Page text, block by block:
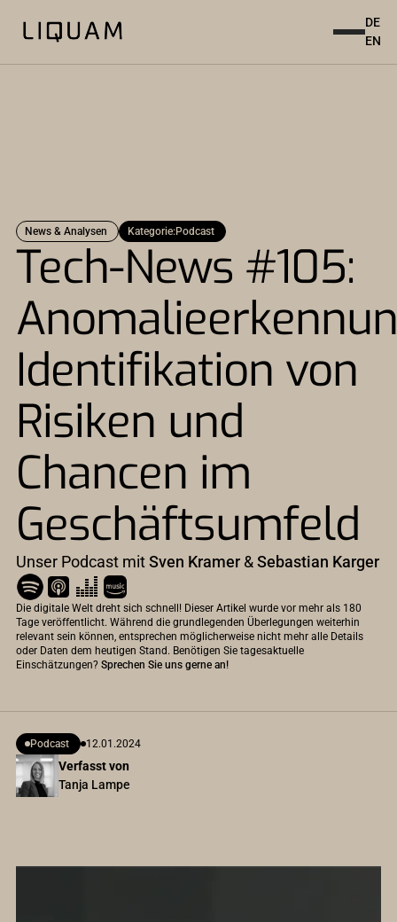
DE
EN
News & Analysen Kategorie:Podcast
Tech-News #105:
Identifikation von
Risiken und
Chancen im
Geschäftsumfeld
Unser Podcast mitSven Kramer &Sebastian Karger
Die digitale Welt dreht sich schnell! Dieser Artikel wurde vor mehr als 180
Tage veröffentlicht. Während die grundlegenden Überlegungen weiterhin
relevant sein können, entsprechen möglicherweise nicht mehr alle Details
oder Daten dem heutigen Stand. Benötigen Sie tagesaktuelle
Einschätzungen? Sprechen Sie uns gerne an!
Verfasst von
Tanja Lampe
Podcast 12.01.2024